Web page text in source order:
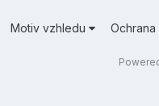
Motiv vzhledu